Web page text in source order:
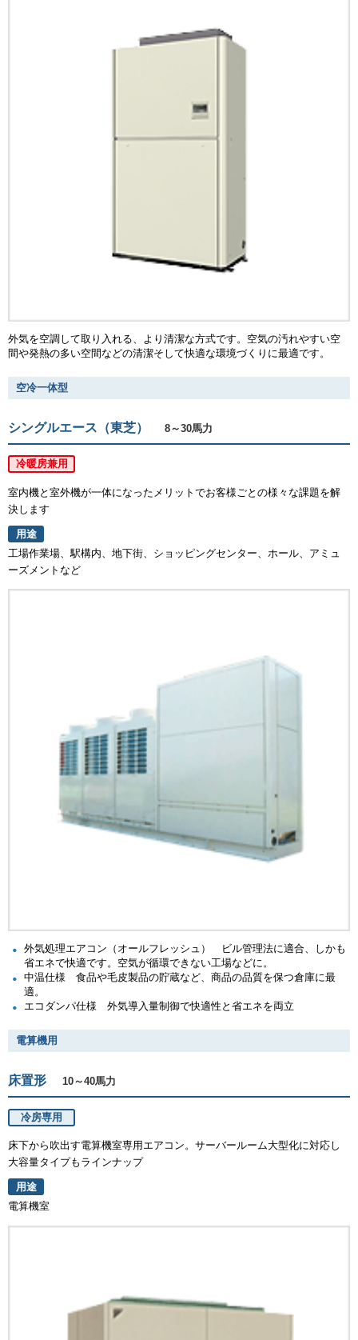
外気を空調して取り入れる、より清潔な方式です。空気の汚れやすい空
間や発熱の多い空間などの清潔そして快適な環境づくりに最適です。
空冷一体型
シングルエース（東芝） 8～30馬力
冷暖房兼用
室内機と室外機が一体になったメリットでお客様ごとの様々な課題を解
決します
用途
工場作業場、駅構内、地下街、ショッピングセンター、ホール、アミュ
ーズメントなど
外気処理エアコン（オールフレッシュ） ビル管理法に適合、しかも
省エネで快適です。空気が循環できない工場などに。
中温仕様 食品や毛皮製品の貯蔵など、商品の品質を保つ倉庫に最
適。
エコダンパ仕様 外気導入量制御で快適性と省エネを両立
電算機用
床置形 10～40馬力
冷房専用
床下から吹出す電算機室専用エアコン。サーバールーム大型化に対応し
大容量タイプもラインナップ
用途
電算機室